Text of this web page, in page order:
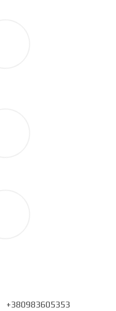
+380983605353